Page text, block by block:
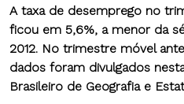
A taxa de desemprego no
ficou em 5,6%, a menor da
2012. No trimestre móvel
dados foram divulgados
Brasileiro de Geografia e